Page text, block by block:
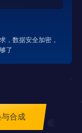
，数据安全加密，
了
合成